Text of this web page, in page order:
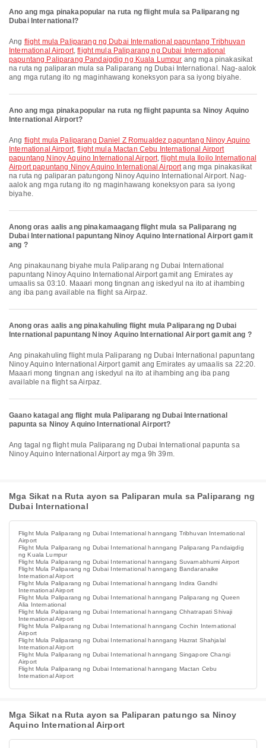
Ano ang mga pinakapopular na ruta ng flight mula sa Paliparang ng
Dubai International?
Ang flight mula Paliparang ng Dubai International papuntang Tribhuvan
International Airport,flight mula Paliparang ng Dubai International
papuntang Paliparang Pandaigdig ng Kuala Lumpur ang mga pinakasikat
na ruta ng paliparan mula sa Paliparang ng Dubai International. Nag-aalok
ang mga rutang ito ng maginhawang koneksyon para sa iyong biyahe.
Ano ang mga pinakapopular na ruta ng flight papunta sa Ninoy Aquino
International Airport?
Ang flight mula Paliparang Daniel Z Romualdez papuntang Ninoy Aquino
International Airport,flight mula Mactan Cebu International Airport
papuntang Ninoy Aquino International Airport,flight mula Iloilo International
Airport papuntang Ninoy Aquino International Airportang mga pinakasikat
na ruta ng paliparan patungong Ninoy Aquino International Airport. Nag-
aalok ang mga rutang ito ng maginhawang koneksyon para sa iyong
biyahe.
Anong oras aalis ang pinakamaagang flight mula sa Paliparang ng
Dubai International papuntang Ninoy Aquino International Airport gamit
ang ?
Ang pinakaunang biyahe mula Paliparang ng Dubai International
papuntang Ninoy Aquino International Airport gamit ang Emirates ay
umaalis sa 03:10. Maaari mong tingnan ang iskedyul na ito at ihambing
ang iba pang available na flight sa Airpaz.
Anong oras aalis ang pinakahuling flight mula Paliparang ng Dubai
International papuntang Ninoy Aquino International Airport gamit ang ?
Ang pinakahuling flight mula Paliparang ng Dubai International papuntang
Ninoy Aquino International Airport gamit ang Emirates ay umaalis sa 22:20.
Maaari mong tingnan ang iskedyul na ito at ihambing ang iba pang
available na flight sa Airpaz.
Gaano katagal ang flight mula Paliparang ng Dubai International
papunta sa Ninoy Aquino International Airport?
Ang tagal ng flight mula Paliparang ng Dubai International papunta sa
Ninoy Aquino International Airport ay mga 9h 39m.
Mga Sikat na Ruta ayon sa Paliparan mula sa Paliparang ng
Dubai International
Flight Mula Paliparang ng Dubai International hanngang Tribhuvan International
Airport
Flight Mula Paliparang ng Dubai International hanngang Paliparang Pandaigdig
ng Kuala Lumpur
Flight Mula Paliparang ng Dubai International hanngang Suvarnabhumi Airport
Flight Mula Paliparang ng Dubai International hanngang Bandaranaike
International Airport
Flight Mula Paliparang ng Dubai International hanngang Indira Gandhi
International Airport
Flight Mula Paliparang ng Dubai International hanngang Paliparang ng Queen
Alia International
Flight Mula Paliparang ng Dubai International hanngang Chhatrapati Shivaji
International Airport
Flight Mula Paliparang ng Dubai International hanngang Cochin International
Airport
Flight Mula Paliparang ng Dubai International hanngang Hazrat Shahjalal
International Airport
Flight Mula Paliparang ng Dubai International hanngang Singapore Changi
Airport
Flight Mula Paliparang ng Dubai International hanngang Mactan Cebu
International Airport
Mga Sikat na Ruta ayon sa Paliparan patungo sa Ninoy
Aquino International Airport